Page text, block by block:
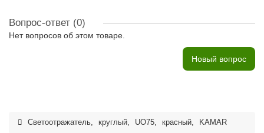
Вопрос-ответ (0)
Нет вопросов об этом товаре.
Новый вопрос
Светоотражатель, круглый, UO75, красный, KAMAR